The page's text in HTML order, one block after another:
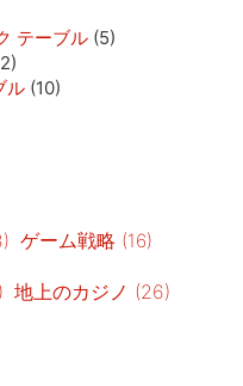
テーブル (5)
ル (10)
ゲーム戦略 (16)
地上のカジノ (26)